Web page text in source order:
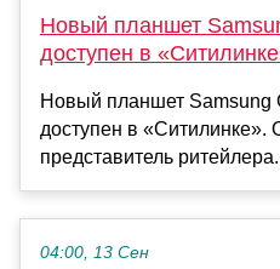
Новый планшет
доступен в
Новый планшет Samsung
доступен в
представитель
04:00, 13 Сен